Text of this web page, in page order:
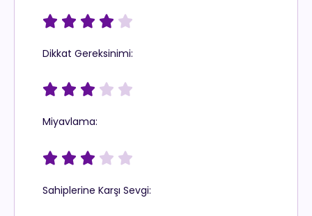
    
Dikkat Gereksinimi:
    
Miyavlama:
    
Sahiplerine Karşı Sevgi: